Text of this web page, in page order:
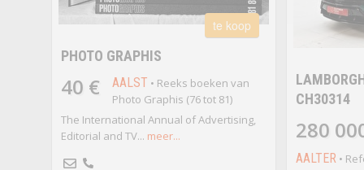
te koop
PHOTO GRAPHIS
40 € AALST • Reeks boeken van
Photo Graphis (76 tot 81)
The International Annual of Advertising,
Editorial and TV... meer...
CH30314
280
AALTER•